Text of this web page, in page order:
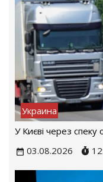
Украина
У Києві через
03.08.2026